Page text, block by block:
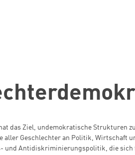
das Ziel, undemokratische Strukturen
aller Geschlechter an Politik, Wirtschaft
und Antidiskriminierungspolitik, die sich